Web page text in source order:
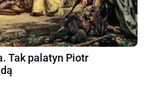
Tak palatyn Piotr